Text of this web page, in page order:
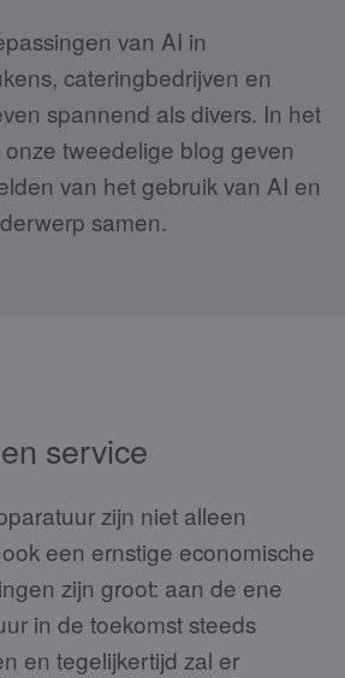
van AI in
cateringbedrijven en
spannend als divers. In het
tweedelige blog geven
van het gebruik van AI en
samen.
service
zijn niet alleen
een ernstige economische
zijn groot: aan de ene
in de toekomst steeds
en tegelijkertijd zal er